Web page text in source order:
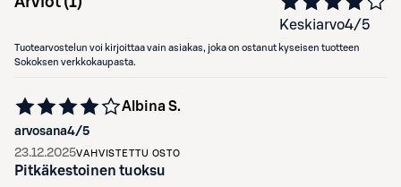
Keskiarvo4/5
Tuotearvostelun voi kirjoittaa vain asiakas, joka on ostanut kyseisen tuotteen
Sokoksen verkkokaupasta.
arvosana4/5
Albina S.
23.12.2025VAHVISTETTU OSTO
Pitkäkestoinen tuoksu